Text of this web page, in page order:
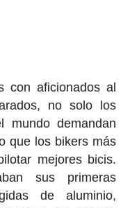
con aficionados al
no solo los
mundo demandan
que los bikers más
mejores bicis.
sus primeras
de aluminio,